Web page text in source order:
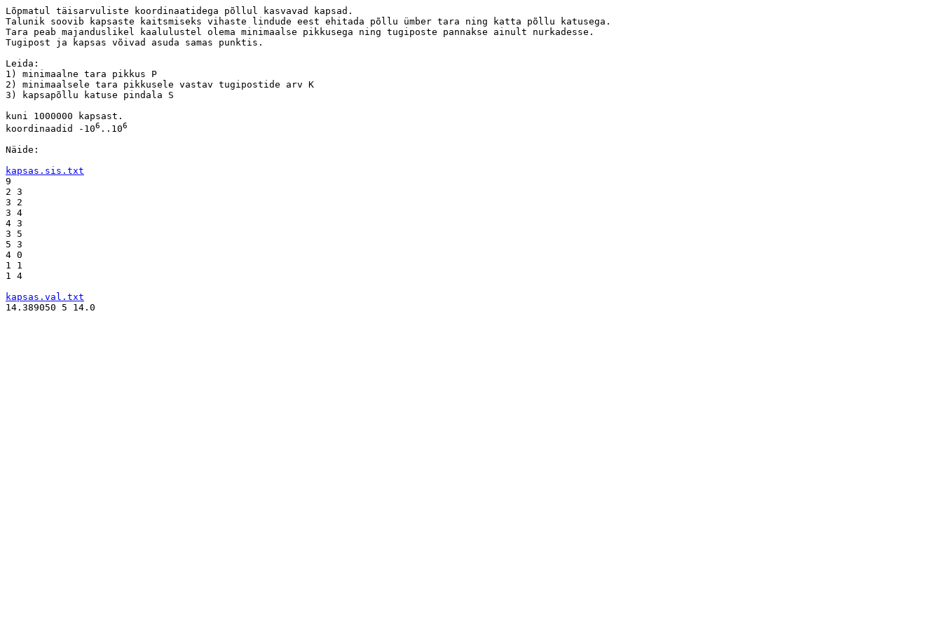
Lõpmatul täisarvuliste koordinaatidega põllul kasvavad kapsad.
Talunik soovib kapsaste kaitsmiseks vihaste lindude eest ehitada põllu ümber tara ning katta põllu katusega.
Tara peab majanduslikel kaalulustel olema minimaalse pikkusega ning tugiposte pannakse ainult nurkadesse.
Tugipost ja kapsas võivad asuda samas punktis.
Leida:
1) minimaalne tara pikkus P
2) minimaalsele tara pikkusele vastav tugipostide arv K
3) kapsapõllu katuse pindala S
kuni 1000000 kapsast.
koordinaadid -106 ..106
Näide:
kapsas.sis.txt
9
2 3
3 2
3 4
4 3
3 5
5 3
4 0
1 1
1 4
kapsas.val.txt
14.389050 5 14.0